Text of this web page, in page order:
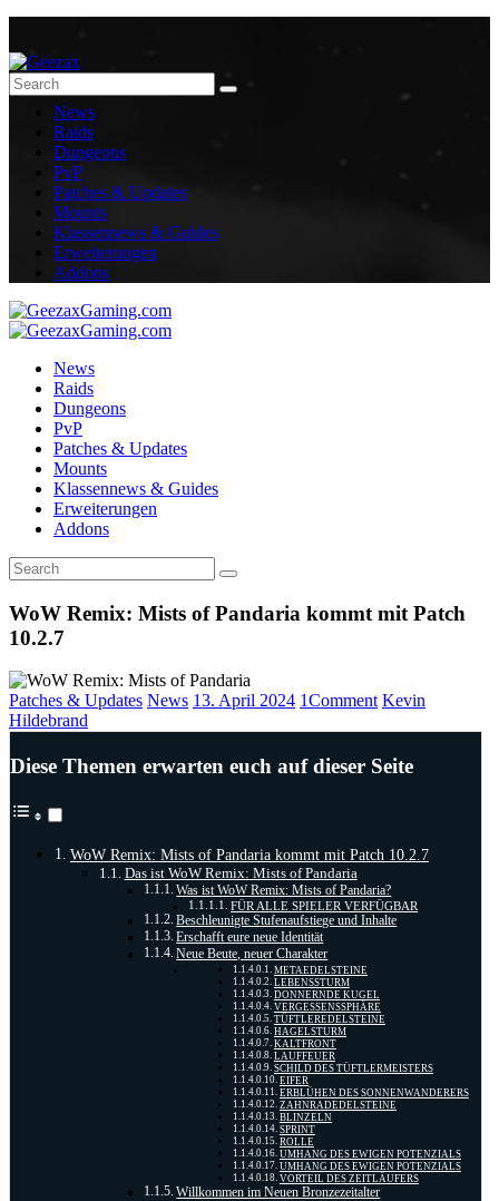
News
Raids
Dungeons
PvP
Patches & Updates
Mounts
Klassennews & Guides
Erweiterungen
Addons
News
Raids
Dungeons
PvP
Patches & Updates
Mounts
Klassennews & Guides
Erweiterungen
Addons
WoW Remix: Mists of Pandaria kommt mit Patch
10.2.7
Patches & Updates News 13. April 2024 1Comment Kevin
Hildebrand
Diese Themen erwarten euch auf dieser Seite
WoW Remix: Mists of Pandaria kommt mit Patch 10.2.7
Das ist WoW Remix: Mists of Pandaria
Was ist WoW Remix: Mists of Pandaria?
FÜR ALLE SPIELER VERFÜGBAR
Beschleunigte Stufenaufstiege und Inhalte
Erschafft eure neue Identität
Neue Beute, neuer Charakter
METAEDELSTEINE
LEBENSSTURM
DONNERNDE KUGEL
VERGESSENSSPHÄRE
TÜFTLEREDELSTEINE
HAGELSTURM
KALTFRONT
LAUFFEUER
SCHILD DES TÜFTLERMEISTERS
EIFER
ERBLÜHEN DES SONNENWANDERERS
ZAHNRADEDELSTEINE
BLINZELN
SPRINT
ROLLE
UMHANG DES EWIGEN POTENZIALS
UMHANG DES EWIGEN POTENZIALS
VORTEIL DES ZEITLÄUFERS
Willkommen im Neuen Bronzezeitalter